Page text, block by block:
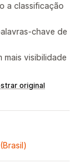
a classificação
chave de
mais visibilidade
original